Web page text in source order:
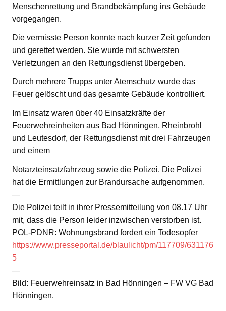
Menschenrettung und Brandbekämpfung ins Gebäude
vorgegangen.
Die vermisste Person konnte nach kurzer Zeit gefunden
und gerettet werden. Sie wurde mit schwersten
Verletzungen an den Rettungsdienst übergeben.
Durch mehrere Trupps unter Atemschutz wurde das
Feuer gelöscht und das gesamte Gebäude kontrolliert.
Im Einsatz waren über 40 Einsatzkräfte der
Feuerwehreinheiten aus Bad Hönningen, Rheinbrohl
und Leutesdorf, der Rettungsdienst mit drei Fahrzeugen
und einem
Notarzteinsatzfahrzeug sowie die Polizei. Die Polizei
hat die Ermittlungen zur Brandursache aufgenommen.
—
Die Polizei teilt in ihrer Pressemitteilung von 08.17 Uhr
mit, dass die Person leider inzwischen verstorben ist.
POL-PDNR: Wohnungsbrand fordert ein Todesopfer
https://www.presseportal.de/blaulicht/pm/117709/631176
5
—
Bild: Feuerwehreinsatz in Bad Hönningen – FW VG Bad
Hönningen.